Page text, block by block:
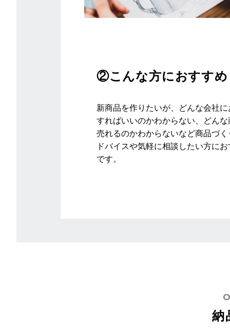
②こんな方におすすめ
新商品を作りたいが、どんな会社に
すればいいのかわからない、どんな
売れるのかわからないなど商品づく
ドバイスや気軽に相談したい方に
です。
納